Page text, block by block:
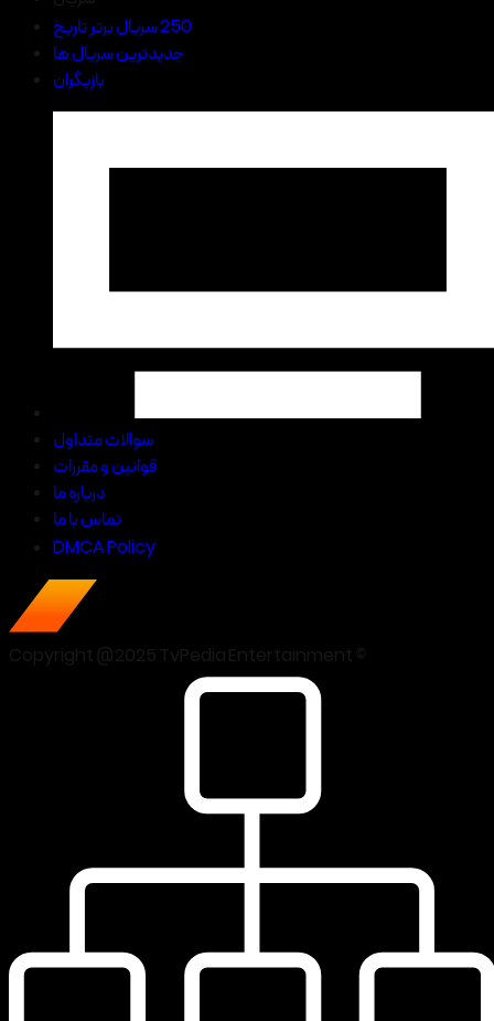
250 سریال برتر تاریخ
جدیدترین سریال ها
بازیگران
سوالات متداول
قوانین و مقررات
درباره ما
تماس با ما
DMCA Policy